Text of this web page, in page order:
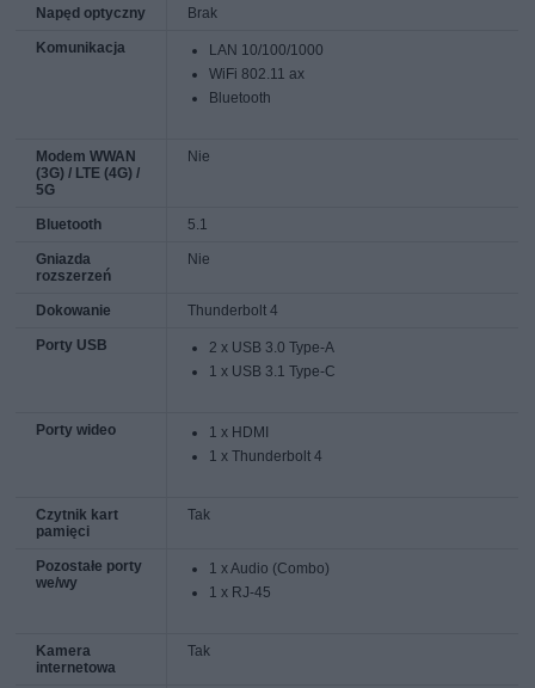
Napęd optyczny Brak
Komunikacja
LAN 10/100/1000
WiFi 802.11 ax
Bluetooth
Modem WWAN
(3G) / LTE (4G) /
5G
Nie
Bluetooth 5.1
Gniazda
rozszerzeń
Nie
Dokowanie Thunderbolt 4
Porty USB
2 x USB 3.0 Type-A
1 x USB 3.1 Type-C
Porty wideo
1 x HDMI
1 x Thunderbolt 4
Czytnik kart
pamięci
Tak
Pozostałe porty
we/wy
1 x Audio (Combo)
1 x RJ-45
Kamera
internetowa
Tak